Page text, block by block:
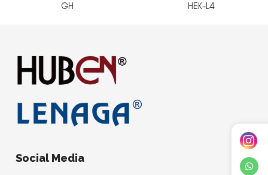
GH
HEK-L4
Social Media